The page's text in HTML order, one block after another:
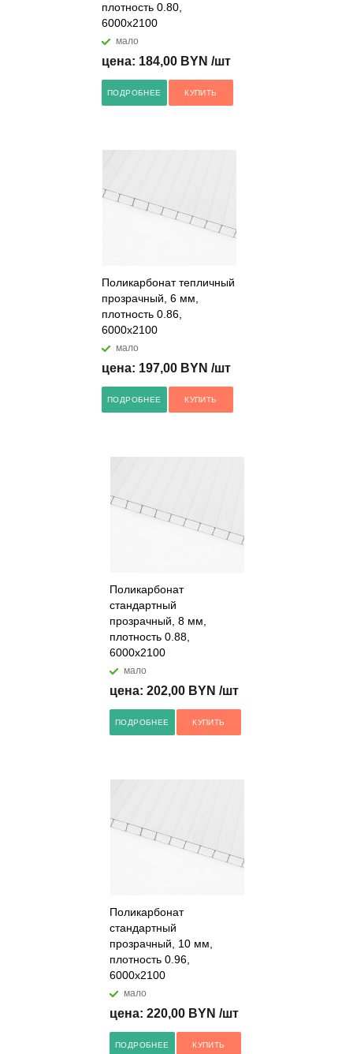
плотность 0.80,
6000x2100
мало
цена: 184,00 BYN /шт
ПОДРОБНЕЕ КУПИТЬ
Поликарбонат тепличный
прозрачный, 6 мм,
плотность 0.86,
6000x2100
мало
цена: 197,00 BYN /шт
ПОДРОБНЕЕ КУПИТЬ
Поликарбонат
стандартный
прозрачный, 8 мм,
плотность 0.88,
6000x2100
мало
цена: 202,00 BYN /шт
ПОДРОБНЕЕ КУПИТЬ
Поликарбонат
стандартный
прозрачный, 10 мм,
плотность 0.96,
6000x2100
мало
цена: 220,00 BYN /шт
ПОДРОБНЕЕ КУПИТЬ